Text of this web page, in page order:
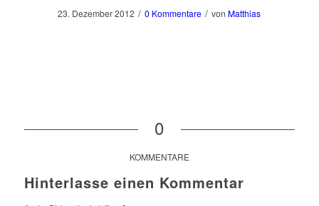
23. Dezember 2012 / 0 Kommentare / von Matthias
0
KOMMENTARE
Hinterlasse einen Kommentar